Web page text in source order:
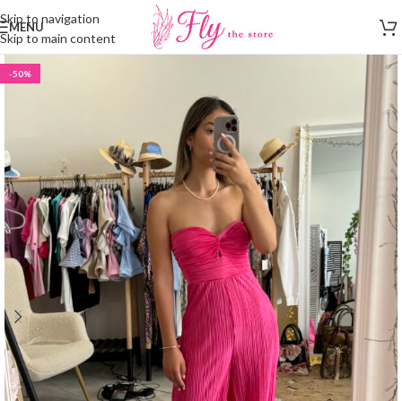
Skip to navigation
Skip to main content
MENU
-50%